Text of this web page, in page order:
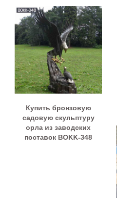
Купить бронзовую
садовую скульптуру
орла из заводских
поставок BOKK-348